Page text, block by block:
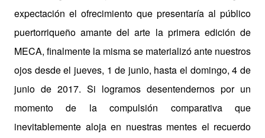
expectación el ofrecimiento que presentaría al público
puertorriqueño amante del arte la primera edición de
MECA, finalmente la misma se materializó ante nuestros
ojos desde el jueves, 1 de junio, hasta el domingo, 4 de
junio de 2017. Si logramos desentendernos por un
momento de la compulsión comparativa que
inevitablemente aloja en nuestras mentes el recuerdo